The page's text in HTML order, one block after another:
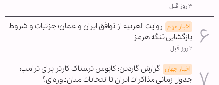
۳ روز قبل
اخبار مهم روایت العربیه از توافق ایران و عمان؛ جزئیات و شروط
بازگشایی تنگه هرمز
۲ روز قبل
اخبار جهان گزارش گاردین: کابوس ترسناک کارتر برای ترامپ؛
جدول زمانی مذاکرات ایران تا انتخابات میان‌دوره‌ای؟